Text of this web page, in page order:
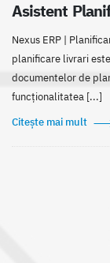
Asistent
Nexus ERP |
planificare livrari
documentelor de
funcționalitatea [...]
Citește mai mult